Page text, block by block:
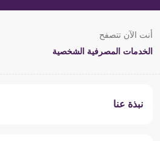
أنت الآن تتصفح
الخدمات المصرفية الشخصية
نبذة عنا